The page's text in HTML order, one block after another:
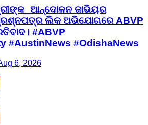
ଜାଭିୟର
ଲିକ ଅଭିଯୋଗରେ ABVP
#ABVP
#AustinNews #OdishaNews
6, 2026